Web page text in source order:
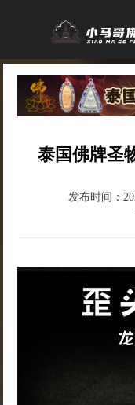
泰国佛牌圣
发布时间：